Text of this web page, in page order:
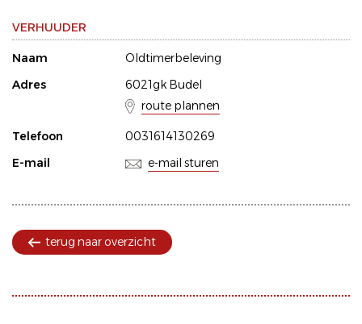
VERHUUDER
Naam
Oldtimerbeleving
Adres
6021gk Budel
route plannen
Telefoon
0031614130269
E-mail
e-mail sturen
terug naar overzicht